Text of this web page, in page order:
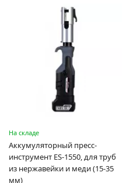
На складе
Аккумуляторный пресс-
инструмент ES-1550, для труб
из нержавейки и меди (15-35
мм)